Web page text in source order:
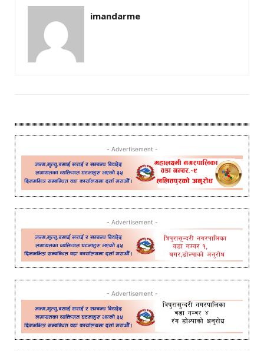
imandarme
- Advertisement -
- Advertisement -
- Advertisement -